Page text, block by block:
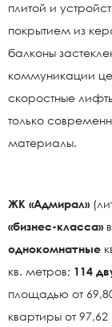
плитой и
покрытием из
балконы
коммуникации
скоростные
только
материалы.
ЖК «Адмирал»
«бизнес-класса»в
однокомнатные
кв. метров; 114
площадью от
квартиры от